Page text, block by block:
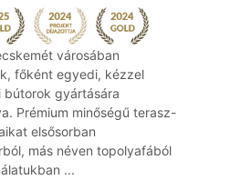
városában
főként egyedi, kézzel
gyártására
Prémium minőségű terasz-
elsősorban
más néven topolyafából
...